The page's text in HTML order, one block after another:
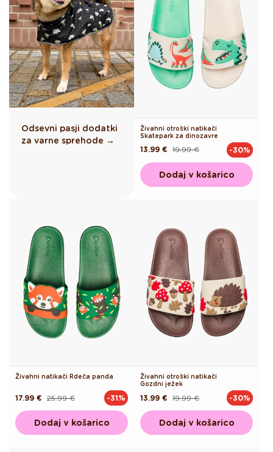
Odsevni pasji dodatki
za varne sprehode →
Živahni otroški natikači
Skatepark za dinozavre
Redna
19.99 €
Akcijska
13.99 € -30%
Dodaj v košarico
Živahni natikači Rdeča panda
Redna
25.99 €
Akcijska
17.99 € -31%
Dodaj v košarico
Živahni otroški natikači
Gozdni ježek
Redna
19.99 €
Akcijska
13.99 € -30%
Dodaj v košarico